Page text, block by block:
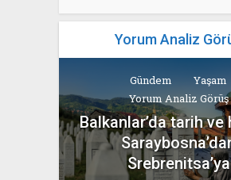
Yorum Analiz
Gündem
Yaşam
Yorum Analiz Görüş
Balkanlar’da tarih ve
Srebrenitsa’ya